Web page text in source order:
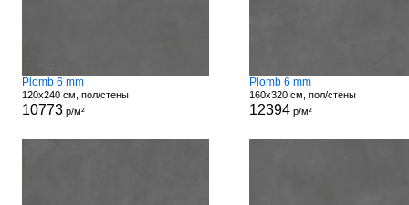
Plomb 6 mm
120x240 см, пол/стены
10773р/м²
Plomb 6 mm
160x320 см, пол/стены
12394р/м²